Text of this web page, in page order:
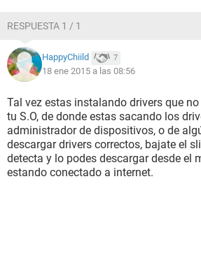
RESPUESTA 1 / 1
HappyChiild 7
18 ene 2015 a las 08:56
Tal vez estas instalando drivers que
tu S.O, de donde estas sacando los
administrador de dispositivos, o de
descargar drivers correctos, bajate el
detecta y lo podes descargar desde el
estando conectado a internet.